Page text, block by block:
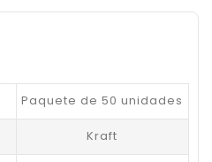
Paquete de 50 unidades
Kraft